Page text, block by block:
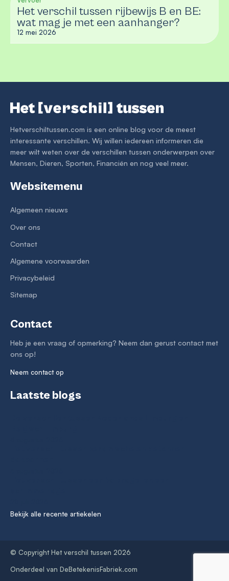
Het verschil tussen rijbewijs B en BE:
wat mag je met een aanhanger?
12 mei 2026
Hetverschiltussen.com is een online blog voor de meest
interessante verschillen. Wij willen iedereen informeren die
meer wilt weten over de verschillen tussen onderwerpen over
Mensen, Dieren, Sporten, Financiën en nog veel meer.
Websitemenu
Algemeen nieuws
Over ons
Contact
Algemene voorwaarden
Privacybeleid
Sitemap
Contact
Heb je een vraag of opmerking? Neem dan gerust contact met
ons op!
Neem contact op
Laatste blogs
Bekijk alle recente artiekelen
© Copyright Het verschil tussen 2026
Onderdeel van DeBetekenisFabriek.com